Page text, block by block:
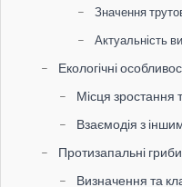
Значення
Актуальність
Екологічні
Місця зростання
Взаємодія з
Протизапальні
Визначення та